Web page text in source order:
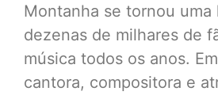
Montanha se tornou uma
dezenas de milhares de
música todos os anos.
cantora, compositora e